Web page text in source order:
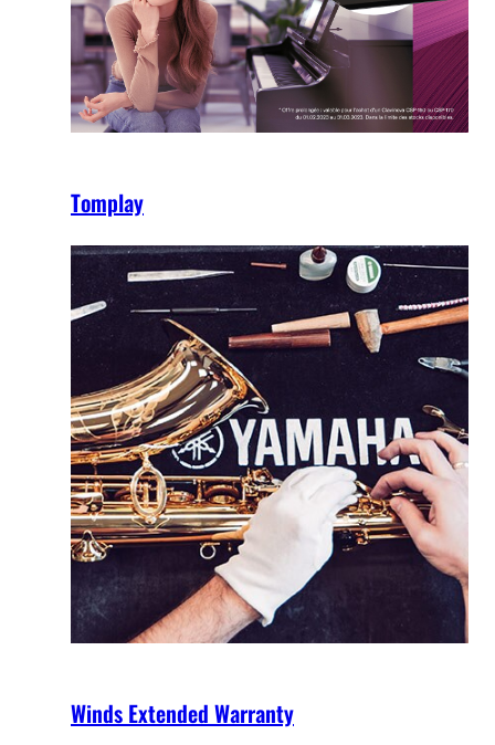
Tomplay
Winds Extended Warranty